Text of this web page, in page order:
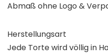
Abmaß ohne Logo &
Herstellungsart
Jede Torte wird völlig in